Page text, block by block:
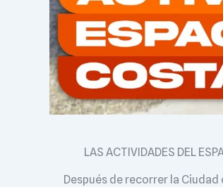
LAS ACTIVIDADES DEL
Después de recorrer la